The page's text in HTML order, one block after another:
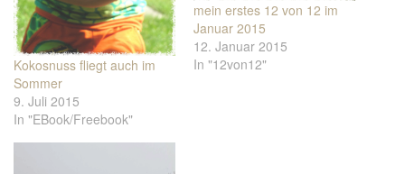
Kokosnuss fliegt auch im
Sommer
9. Juli 2015
In "EBook/Freebook"
mein erstes 12 von 12 im
Januar 2015
12. Januar 2015
In "12von12"